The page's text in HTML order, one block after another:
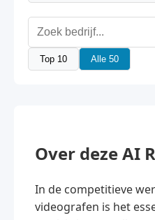
Top 10 Alle 50
Over deze AI
In de competitieve
videografen is het